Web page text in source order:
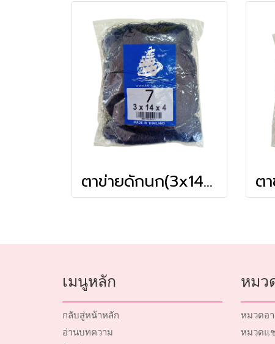
ตาข่ายดักนก(3x14x4) # 7
เมนูหลัก
กลับสู่หน้าหลัก
อ่านบทความ
หมว
หมวดอ
หมวดแ